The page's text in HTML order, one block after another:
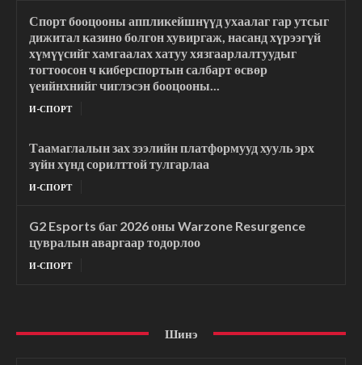
Спорт бооцооны аппликейшнүүд ухаалаг гар утсыг
дижитал казино болгон хувиргаж, насанд хүрээгүй
хүмүүсийг хамгаалах хатуу хязгаарлалтуудыг
тогтоосон ч киберспортын салбарт өсвөр
үеийнхнийг чиглэсэн бооцооны...
И-СПОРТ
Таамаглалын зах зээлийн платформууд хууль эрх
зүйн хүнд сорилттой тулгарлаа
И-СПОРТ
G2 Esports баг 2026 оны Warzone Resurgence
цувралын аваргаар тодорлоо
И-СПОРТ
Шинэ